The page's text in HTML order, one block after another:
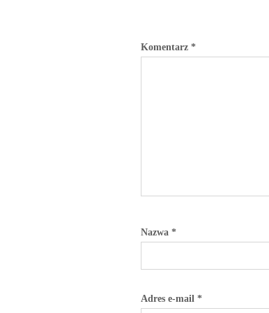
Komentarz *
Nazwa *
Adres e-mail *